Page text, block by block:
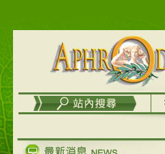
列，可以郵寄至部分亞太
在外租屋者、居住處無管
理員、不方便在工作地點
取件者，歡迎多多使用
【郵局i郵箱】的服務喔～
【i郵箱】設立的地點，請
成功加入